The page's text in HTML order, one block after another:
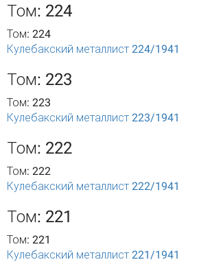
Том: 224
Том: 224
Кулебакский металлист 224/1941
Том: 223
Том: 223
Кулебакский металлист 223/1941
Том: 222
Том: 222
Кулебакский металлист 222/1941
Том: 221
Том: 221
Кулебакский металлист 221/1941